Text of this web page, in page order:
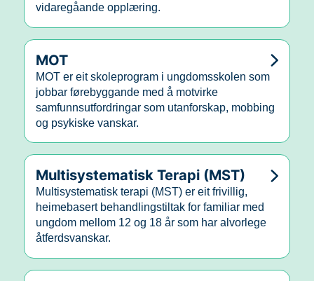
vidaregåande opplæring.
MOT
MOT er eit skoleprogram i ungdomsskolen som
jobbar førebyggande med å motvirke
samfunnsutfordringar som utanforskap, mobbing
og psykiske vanskar.
Multisystematisk Terapi (MST)
Multisystematisk terapi (MST) er eit frivillig,
heimebasert behandlingstiltak for familiar med
ungdom mellom 12 og 18 år som har alvorlege
åtferdsvanskar.